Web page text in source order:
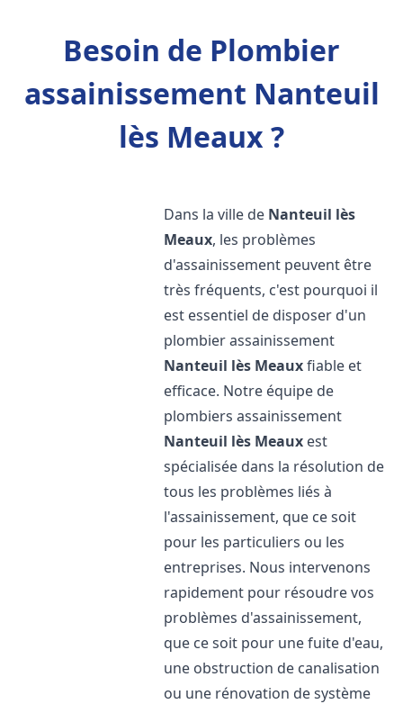
Besoin de Plombier
assainissement Nanteuil
lès Meaux ?
Dans la ville de Nanteuil lès
Meaux, les problèmes
d'assainissement peuvent être
très fréquents, c'est pourquoi il
est essentiel de disposer d'un
plombier assainissement
Nanteuil lès Meauxfiable et
efficace. Notre équipe de
plombiers assainissement
Nanteuil lès Meaux est
spécialisée dans la résolution de
tous les problèmes liés à
l'assainissement, que ce soit
pour les particuliers ou les
entreprises. Nous intervenons
rapidement pour résoudre vos
problèmes d'assainissement,
que ce soit pour une fuite d'eau,
une obstruction de canalisation
ou une rénovation de système